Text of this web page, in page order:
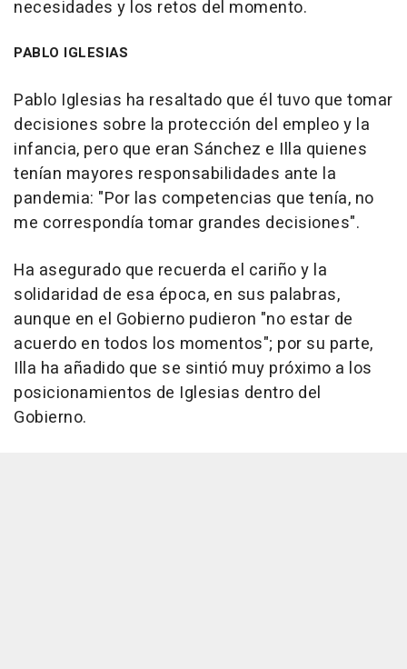
necesidades y los retos del momento.
PABLO IGLESIAS
Pablo Iglesias ha resaltado que él tuvo que tomar
decisiones sobre la protección del empleo y la
infancia, pero que eran Sánchez e Illa quienes
tenían mayores responsabilidades ante la
pandemia: "Por las competencias que tenía, no
me correspondía tomar grandes decisiones".
Ha asegurado que recuerda el cariño y la
solidaridad de esa época, en sus palabras,
aunque en el Gobierno pudieron "no estar de
acuerdo en todos los momentos"; por su parte,
Illa ha añadido que se sintió muy próximo a los
posicionamientos de Iglesias dentro del
Gobierno.